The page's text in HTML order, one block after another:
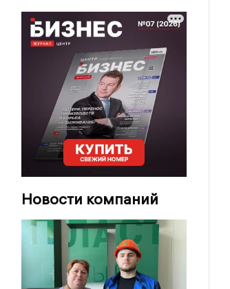
Новости компаний